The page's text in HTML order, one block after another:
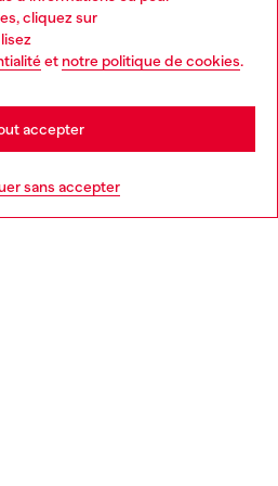
cliquez sur
et notre politique de cookies.
sans accepter
accepter
savoir plus
website, but it seems you